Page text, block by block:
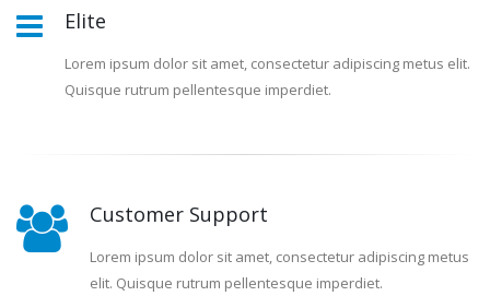
Elite
Lorem ipsum dolor sit amet, consectetur adipiscing metus elit.
Quisque rutrum pellentesque imperdiet.
Customer Support
Lorem ipsum dolor sit amet, consectetur adipiscing metus
elit. Quisque rutrum pellentesque imperdiet.